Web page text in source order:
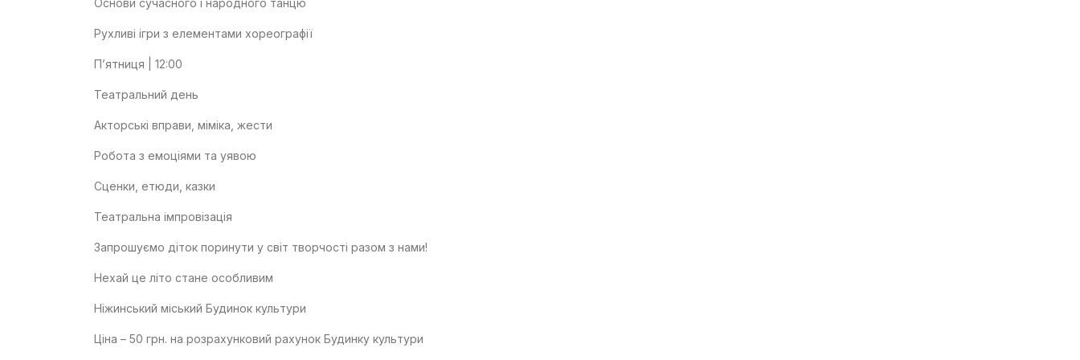
Основи сучасного і народного танцю
Рухливі ігри з елементами хореографії
П’ятниця | 12:00
Театральний день
Акторські вправи, міміка, жести
Робота з емоціями та уявою
Сценки, етюди, казки
Театральна імпровізація
Запрошуємо діток поринути у світ творчості разом з нами!
Нехай це літо стане особливим
Ніжинський міський Будинок культури
Ціна – 50 грн. на розрахунковий рахунок Будинку культури